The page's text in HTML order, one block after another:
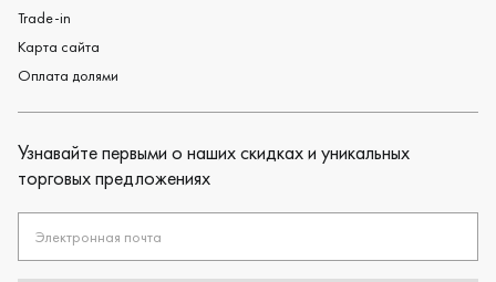
Trade-in
Карта сайта
Оплата долями
Узнавайте первыми о наших скидках и уникальных
торговых предложениях
Электронная почта